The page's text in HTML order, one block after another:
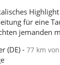
für eine
jemanden
(DE) -77 km